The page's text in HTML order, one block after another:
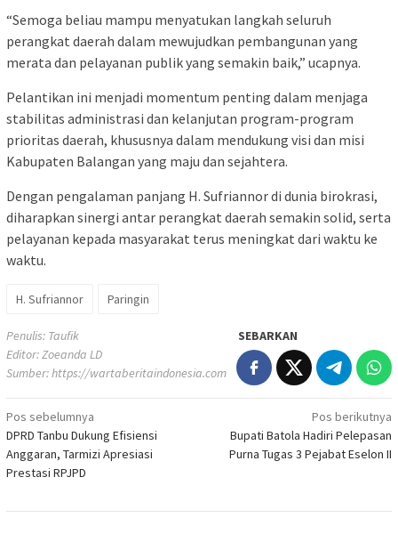
“Semoga beliau mampu menyatukan langkah seluruh
perangkat daerah dalam mewujudkan pembangunan yang
merata dan pelayanan publik yang semakin baik,” ucapnya.
Pelantikan ini menjadi momentum penting dalam menjaga
stabilitas administrasi dan kelanjutan program-program
prioritas daerah, khususnya dalam mendukung visi dan misi
Kabupaten Balangan yang maju dan sejahtera.
Dengan pengalaman panjang H. Sufriannor di dunia birokrasi,
diharapkan sinergi antar perangkat daerah semakin solid, serta
pelayanan kepada masyarakat terus meningkat dari waktu ke
waktu.
H. Sufriannor Paringin
Penulis: Taufik
Editor: Zoeanda LD
Sumber:https://wartaberitaindonesia.com
SEBARKAN
Navigasi
pos
Pos sebelumnya
DPRD Tanbu Dukung Efisiensi
Anggaran, Tarmizi Apresiasi
Prestasi RPJPD
Pos berikutnya
Bupati Batola Hadiri Pelepasan
Purna Tugas 3 Pejabat Eselon II